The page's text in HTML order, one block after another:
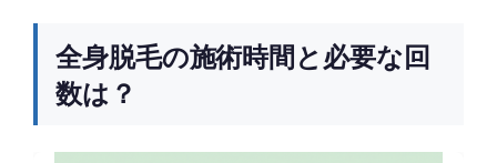
全身脱毛の施術時間と必要な回
数は？